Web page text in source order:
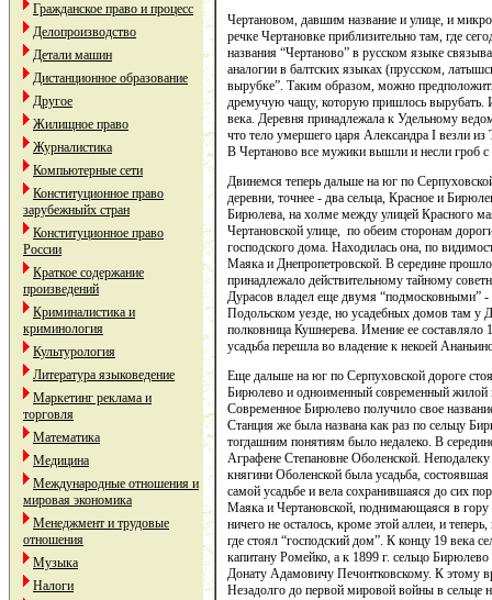
Гражданское право и процесс
Делопроизводство
Детали машин
Дистанционное образование
Другое
Жилищное право
Журналистика
Компьютерные сети
Конституционное право
зарубежныйх стран
Конституционное право
России
Краткое содержание
произведений
Криминалистика и
криминология
Культурология
Литература языковедение
Маркетинг реклама и
торговля
Математика
Медицина
Международные отношения и
мировая экономика
Менеджмент и трудовые
отношения
Музыка
Налоги
Чертановом, давшим название и улице, и
речке Чертановке приблизительно там, где
названия “Чертаново” в русском языке
аналогии в балтских языках (прусском,
вырубке”. Таким образом, можно
дремучую чащу, которую пришлось вырубать.
века. Деревня принадлежала к Удельному
что тело умершего царя Александра I везли
В Чертаново все мужики вышли и несли гроб с
Двинемся теперь дальше на юг по
деревни, точнее - два сельца, Красное и
Бирюлева, на холме между улицей Красного
Чертановской улице, по обеим сторонам
господского дома. Находилась она, по
Маяка и Днепропетровской. В середине
принадлежало действительному тайному
Дурасов владел еще двумя
Подольском уезде, но усадебных домов там у
полковница Кушнерева. Имение ее
усадьба перешла во владение к некоей
Еще дальше на юг по Серпуховской дороге
Бирюлево и одноименный современный жилой
Современное Бирюлево получило свое
Станция же была названа как раз по сельцу
тогдашним понятиям было недалеко. В
Аграфене Степановне Оболенской.
княгини Оболенской была усадьба,
самой усадьбе и вела сохранившаяся до сих
Маяка и Чертановской, поднимающаяся в
ничего не осталось, кроме этой аллеи, и
где стоял “господский дом”. К концу 19 века
капитану Ромейко, а к 1899 г. сельцо
Донату Адамовичу Печонтковскому. К этому
Незадолго до первой мировой войны в сельце